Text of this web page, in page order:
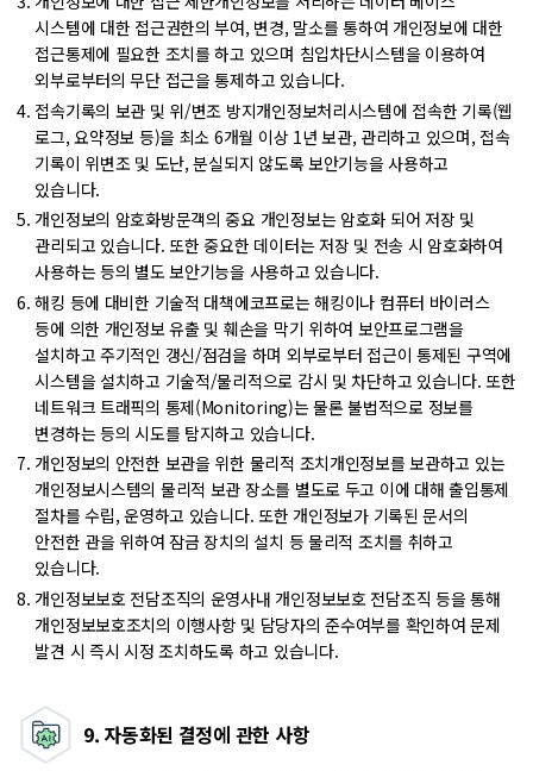
시스템에 대한 접근권한의 부여, 변경, 말소를 통하여 개인정보에 대한
접근통제에 필요한 조치를 하고 있으며 침입차단시스템을 이용하여
외부로부터의 무단 접근을 통제하고 있습니다.
접속기록의 보관 및 위/변조 방지개인정보처리시스템에 접속한 기록(웹
로그, 요약정보 등)을 최소 6개월 이상 1년 보관, 관리하고 있으며, 접속
기록이 위변조 및 도난, 분실되지 않도록 보안기능을 사용하고
있습니다.
개인정보의 암호화방문객의 중요 개인정보는 암호화 되어 저장 및
관리되고 있습니다. 또한 중요한 데이터는 저장 및 전송 시 암호화하여
사용하는 등의 별도 보안기능을 사용하고 있습니다.
해킹 등에 대비한 기술적 대책에코프로는 해킹이나 컴퓨터 바이러스
등에 의한 개인정보 유출 및 훼손을 막기 위하여 보안프로그램을
설치하고 주기적인 갱신/점검을 하며 외부로부터 접근이 통제된 구역에
시스템을 설치하고 기술적/물리적으로 감시 및 차단하고 있습니다. 또한
네트워크 트래픽의 통제(Monitoring)는 물론 불법적으로 정보를
변경하는 등의 시도를 탐지하고 있습니다.
개인정보의 안전한 보관을 위한 물리적 조치개인정보를 보관하고 있는
개인정보시스템의 물리적 보관 장소를 별도로 두고 이에 대해 출입통제
절차를 수립, 운영하고 있습니다. 또한 개인정보가 기록된 문서의
안전한 관을 위하여 잠금 장치의 설치 등 물리적 조치를 취하고
있습니다.
개인정보보호 전담조직의 운영사내 개인정보보호 전담조직 등을 통해
개인정보보호조치의 이행사항 및 담당자의 준수여부를 확인하여 문제
발견 시 즉시 시정 조치하도록 하고 있습니다.
9. 자동화된 결정에 관한 사항